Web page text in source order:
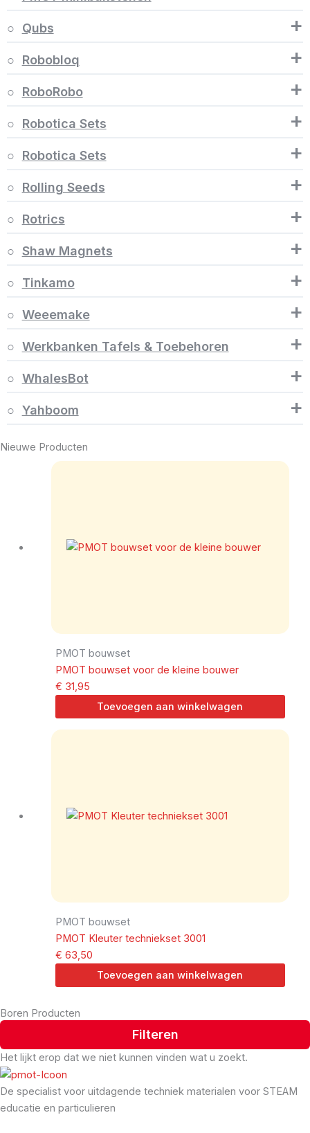
Qubs +
Robobloq +
RoboRobo +
Robotica Sets +
Robotica Sets +
Rolling Seeds +
Rotrics +
Shaw Magnets +
Tinkamo +
Weeemake +
Werkbanken Tafels & Toebehoren +
WhalesBot +
Yahboom +
Nieuwe Producten
PMOT bouwset
PMOT bouwset voor de kleine bouwer
€ 31,95
Toevoegen aan winkelwagen
PMOT bouwset
PMOT Kleuter techniekset 3001
€ 63,50
Toevoegen aan winkelwagen
Boren Producten
Filteren
Het lijkt erop dat we niet kunnen vinden wat u zoekt.
De specialist voor uitdagende techniek materialen voor STEAM
educatie en particulieren